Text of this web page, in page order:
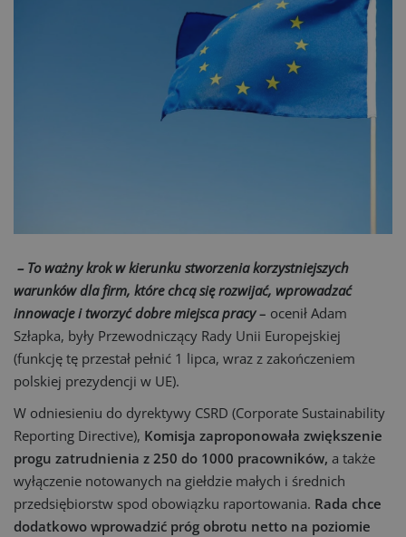
– To ważny krok w kierunku stworzenia korzystniejszych
warunków dla firm, które chcą się rozwijać, wprowadzać
innowacje i tworzyć dobre miejsca pracy– ocenił Adam
Szłapka, były Przewodniczący Rady Unii Europejskiej
(funkcję tę przestał pełnić 1 lipca, wraz z zakończeniem
polskiej prezydencji w UE).
W odniesieniu do dyrektywy CSRD (Corporate Sustainability
Reporting Directive), Komisja zaproponowała zwiększenie
progu zatrudnienia z 250 do 1000 pracowników, a także
wyłączenie notowanych na giełdzie małych i średnich
przedsiębiorstw spod obowiązku raportowania. Rada chce
dodatkowo wprowadzić próg obrotu netto na poziomie